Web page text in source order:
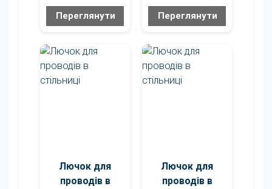
Переглянути Переглянути
Лючок для
проводів в
Лючок для
проводів в